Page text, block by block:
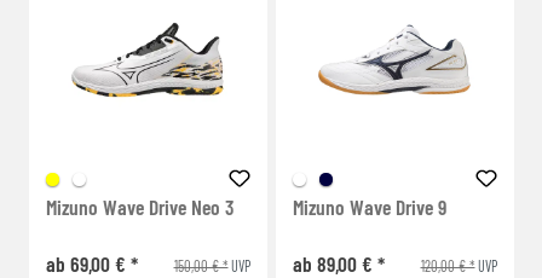
Mizuno Wave Drive Neo 3
ab 69,00 € * 150,00 € *UVP
Mizuno Wave Drive 9
ab 89,00 € * 120,00 € *UVP